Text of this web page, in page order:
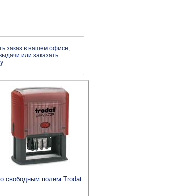
заказ в нашем офисе,
или заказать
свободным полем Trodat